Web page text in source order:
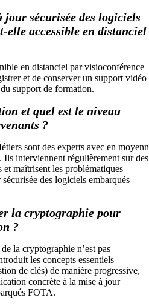
sécurisée des logiciels
elle accessible en distanciel
en distanciel par visioconférence
et de conserver un support vidéo
support de formation.
et quel est le niveau
?
sont des experts avec en
Ils interviennent régulièrement sur des
et maîtrisent les problématiques
des logiciels embarqués
la cryptographie pour
?
la cryptographie n’est pas
les concepts essentiels
de clés) de manière progressive,
concrète à la mise à jour
FOTA.